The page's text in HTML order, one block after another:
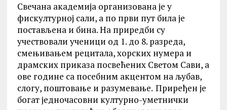
Свечана академија организована је у
фискултурној сали, а по први пут била је
постављена и бина. На приредби су
учествовали ученици од 1. до 8. разреда,
смењивањем рецитала, хорских нумера и
драмских приказа посвећених Светом Сави, а
ове године са посебним акцентом на љубав,
слогу, поштовање и разумевање. Приређен је
богат једночасовни културно-уметнички